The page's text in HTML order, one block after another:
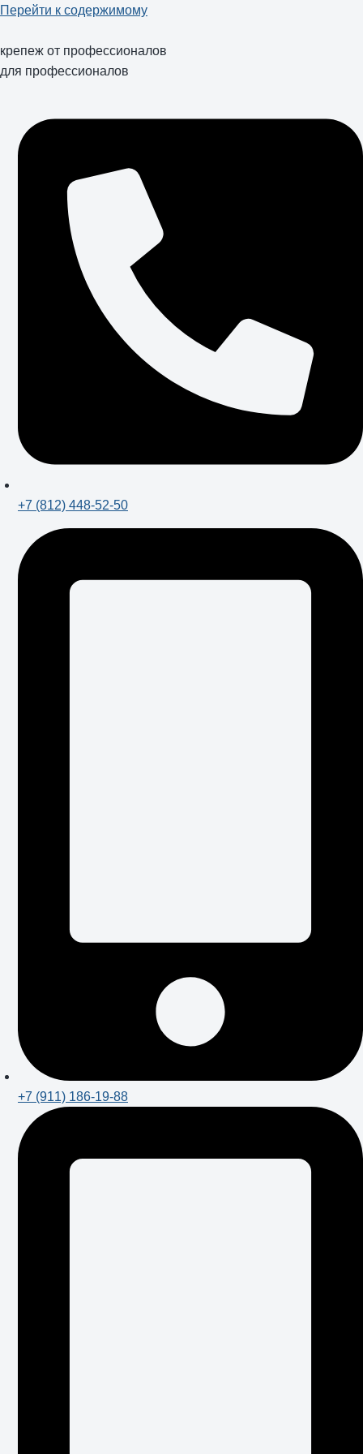
Перейти к содержимому
крепеж от профессионалов
для профессионалов
+7 (812) 448-52-50
+7 (911) 186-19-88